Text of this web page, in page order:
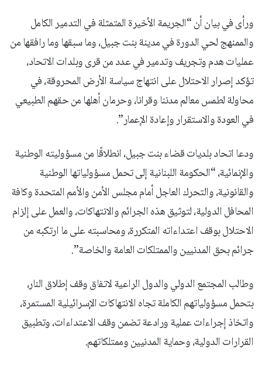
ورأى في بيان أن “الجريمة الأخيرة المتمثلة في التدمير الكامل
والممنهج لحي الدورة في مدينة بنت جبيل، وما سبقها وما رافقها من
عمليات هدم وتجريف وتدمير في عدد من قرى وبلدات الاتحاد،
تؤكد إصرار الاحتلال على انتهاج سياسة الأرض المحروقة، في
محاولة لطمس معالم مدننا وقرانا، وحرمان أهلها من حقهم الطبيعي
في العودة والاستقرار وإعادة الإعمار”.
ودعا اتحاد بلديات قضاء بنت جبيل، انطلاقًا من مسؤوليته الوطنية
والإنمائية، “الحكومة اللبنانية إلى تحمل مسؤولياتها الوطنية
والقانونية، والتحرك العاجل أمام مجلس الأمن والأمم المتحدة وكافة
المحافل الدولية، لتوثيق هذه الجرائم والانتهاكات، والعمل على إلزام
الاحتلال بوقف اعتداءاته المتكررة، ومحاسبته على ما ارتكبه من
جرائم بحق المدنيين والممتلكات العامة والخاصة”.
وطالب المجتمع الدولي والدول الراعية لاتفاق وقف إطلاق النار،
بتحمل مسؤولياتهم الكاملة تجاه الانتهاكات الإسرائيلية المستمرة،
واتخاذ إجراءات عملية ورادعة تضمن وقف الاعتداءات، وتطبيق
القرارات الدولية، وحماية المدنيين وممتلكاتهم.